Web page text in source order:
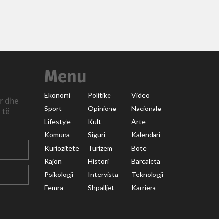
dhe
të
Menu
Ekonomi Politikë
Video
Sport
Opinione
Nacionale
Lifestyle
Kult
Arte
Komuna
Siguri
Kalendari
Kuriozitete
Turizëm
Botë
Rajon
Histori
Barcaleta
Psikologji
Intervista
Teknologji
Femra
Shpalljet Karriera